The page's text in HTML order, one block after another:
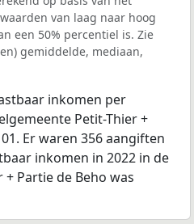
van laag naar hoog
een 50% percentiel is. Zie
gemiddelde, mediaan,
inkomen per
Petit-Thier +
Er waren 356 aangiften
inkomen in 2022 in de
Partie de Beho was